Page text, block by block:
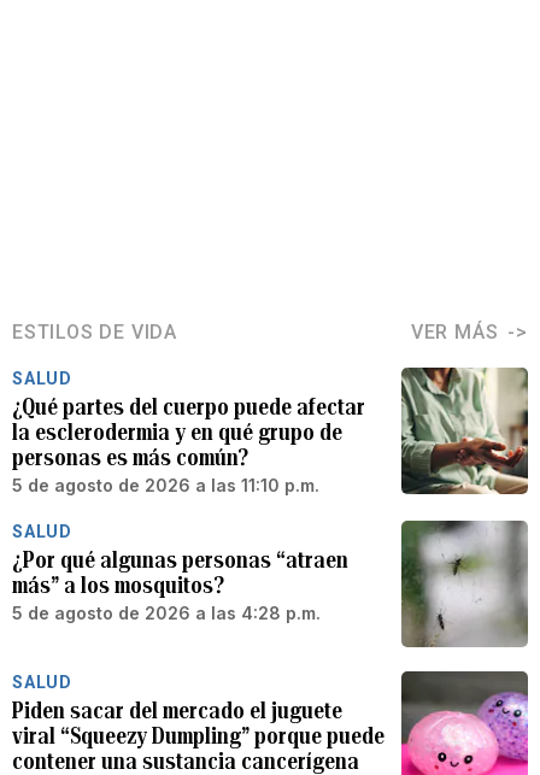
ESTILOS DE VIDA VER MÁS
SALUD
¿Qué partes del cuerpo puede afectar
la esclerodermia y en qué grupo de
personas es más común?
5 de agosto de 2026 a las 11:10 p.m.
SALUD
¿Por qué algunas personas “atraen
más” a los mosquitos?
5 de agosto de 2026 a las 4:28 p.m.
SALUD
Piden sacar del mercado el juguete
viral “Squeezy Dumpling” porque puede
contener una sustancia cancerígena